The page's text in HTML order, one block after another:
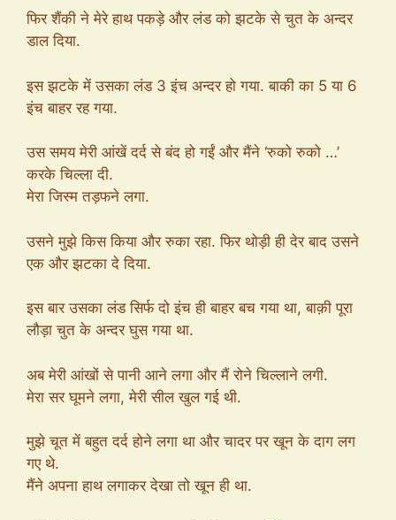
फिर शैंकी ने मेरे हाथ पकड़े और लंड को झटके से चुत के अन्दर
डाल दिया.
इस झटके में उसका लंड 3 इंच अन्दर हो गया. बाकी का 5 या 6
इंच बाहर रह गया.
उस समय मेरी आंखें दर्द से बंद हो गईं और मैंने ‘रुको रुको …’
करके चिल्ला दी.
मेरा जिस्म तड़फने लगा.
उसने मुझे किस किया और रुका रहा. फिर थोड़ी ही देर बाद उसने
एक और झटका दे दिया.
इस बार उसका लंड सिर्फ दो इंच ही बाहर बच गया था, बाक़ी पूरा
लौड़ा चुत के अन्दर घुस गया था.
अब मेरी आंखों से पानी आने लगा और मैं रोने चिल्लाने लगी.
मेरा सर घूमने लगा, मेरी सील खुल गई थी.
मुझे चूत में बहुत दर्द होने लगा था और चादर पर खून के दाग लग
गए थे.
मैंने अपना हाथ लगाकर देखा तो खून ही था.